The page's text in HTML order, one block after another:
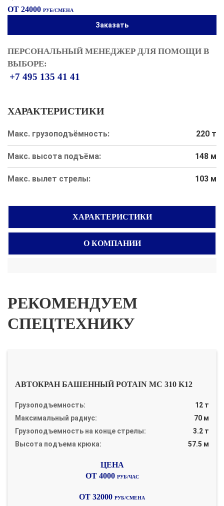
ОТ 24000 РУБ/СМЕНА
Заказать
ПЕРСОНАЛЬНЫЙ МЕНЕДЖЕР ДЛЯ ПОМОЩИ В
ВЫБОРЕ:
+7 495 135 41 41
ХАРАКТЕРИСТИКИ
Макс. грузоподъёмность: 220 т
Макс. высота подъёма: 148 м
Макс. вылет стрелы: 103 м
ХАРАКТЕРИСТИКИ
О КОМПАНИИ
РЕКОМЕНДУЕМ
СПЕЦТЕХНИКУ
АВТОКРАН БАШЕННЫЙ POTAIN MC 310 K12
Грузоподъемность:
12 т
Максимальный радиус:
70 м
Грузоподъемность на конце стрелы:
3.2 т
Высота подъема крюка:
57.5 м
ОТ 4000 РУБ/ЧАС
ОТ 32000 РУБ/СМЕНА